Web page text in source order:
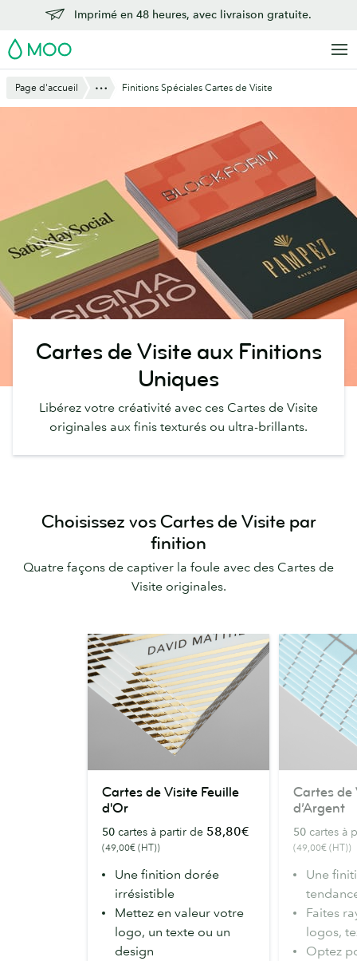
contenu
principal
Imprimé en 48 heures, avec livraison gratuite.
MOO
Page d'accueil Montre Tout
Finitions Spéciales Cartes de Visite
Cartes de Visite aux Finitions
Uniques
Libérez votre créativité avec ces Cartes de Visite
originales aux finis texturés ou ultra-brillants.
Choisissez vos Cartes de Visite par
finition
Quatre façons de captiver la foule avec des Cartes de
Visite originales.
Visite
Feuille
d'Or
Cartes de Visite Feuille
d'Or
50 cartes à partir de 58,80€
(49,00€ (HT))
Une finition dorée
irrésistible
Mettez en valeur votre
logo, un texte ou un
design
Visite
Feuille
d’Argent
Cartes de
d’Argent
50 cartes à
(49,00€ (HT))
Une
Faites
logos,
Optez